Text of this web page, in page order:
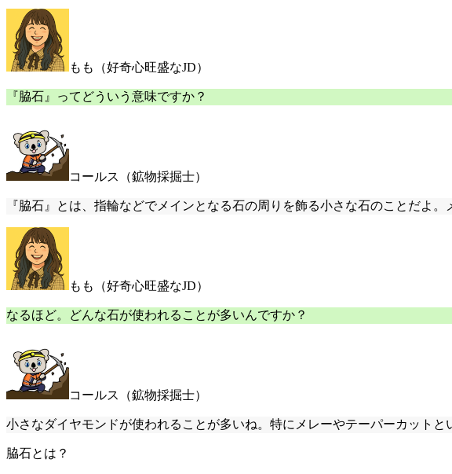
もも（好奇心旺盛なJD）
『脇石』ってどういう意味ですか？
コールス（鉱物採掘士）
『脇石』とは、指輪などでメインとなる石の周りを飾る小さな石のことだよ
もも（好奇心旺盛なJD）
なるほど。どんな石が使われることが多いんですか？
コールス（鉱物採掘士）
小さなダイヤモンドが使われることが多いね。特にメレーやテーパーカットと
脇石とは？